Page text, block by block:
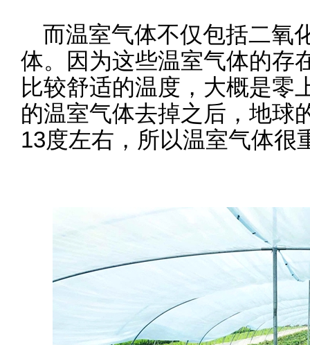
而温室气体不仅包括二氧
体。因为这些温室气体的存
比较舒适的温度，大概是零
的温室气体去掉之后，地球
13度左右，所以温室气体很